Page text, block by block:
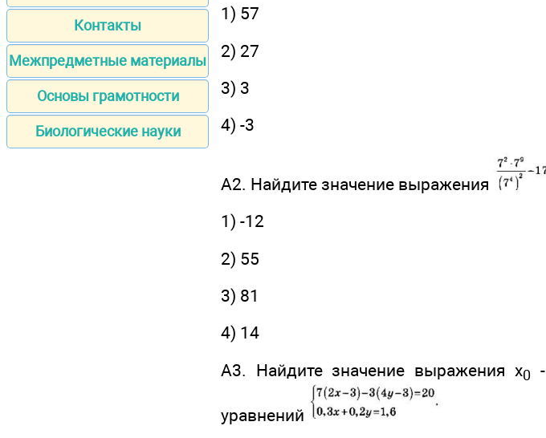
Контакты
Межпредметные материалы
Основы грамотности
Биологические науки
1) 57
2) 27
3) 3
4) -3
А2. Найдите значение выражения
1) -12
2) 55
3) 81
4) 14
А3. Найдите значение выражения х0
уравнений